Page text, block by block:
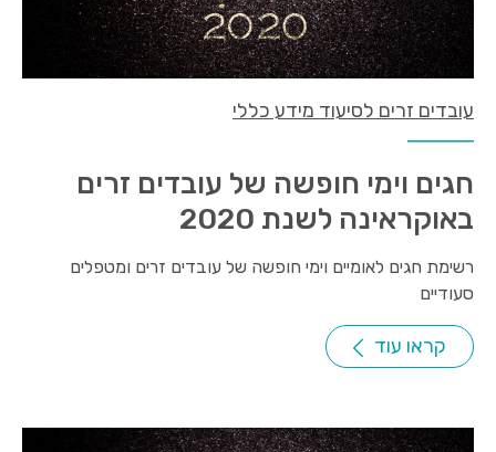
עובדים זרים לסיעוד מידע כללי
חגים וימי חופשה של עובדים זרים
באוקראינה לשנת 2020
רשימת חגים לאומיים וימי חופשה של עובדים זרים ומטפלים
סעודיים
קראו עוד